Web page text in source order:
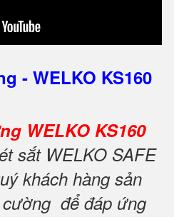
- WELKO KS160
WELKO KS160
sắt WELKO SAFE
khách hàng sản
để đáp ứng